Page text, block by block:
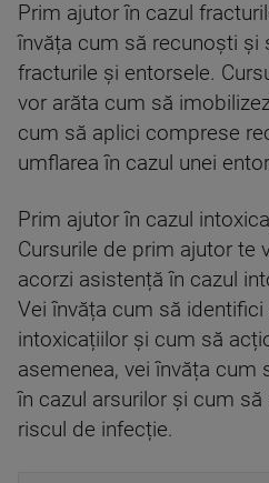
Prim ajutor în cazul
învăța cum să recunoști și
fracturile și entorsele.
vor arăta cum să
cum să aplici comprese
umflarea în cazul unei
Prim ajutor în cazul
Cursurile de prim ajutor te
acorzi asistență în cazul
Vei învăța cum să
intoxicațiilor și cum să
asemenea, vei învăța cum
în cazul arsurilor și cum
riscul de infecție.